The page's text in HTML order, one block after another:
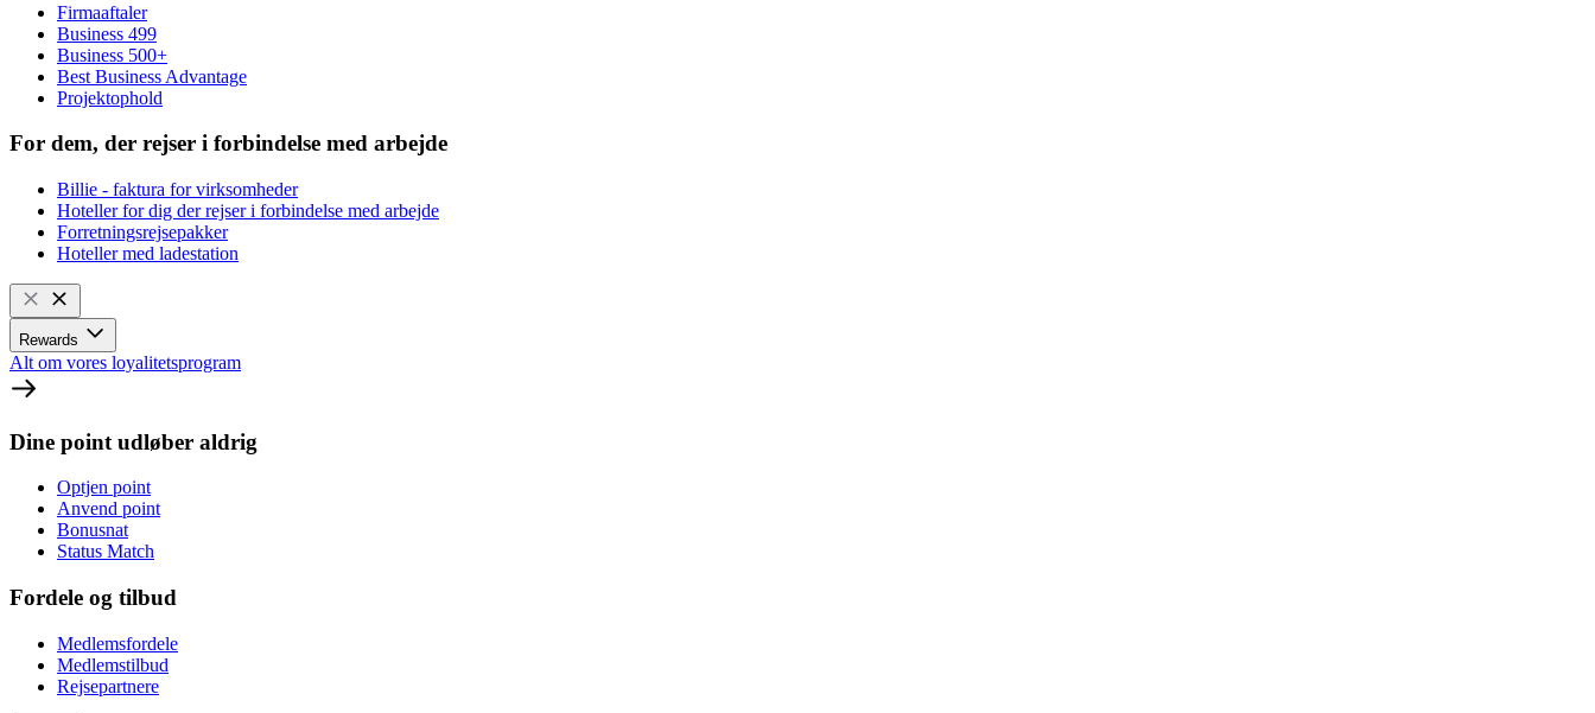
Firmaaftaler
Business 499
Business 500+
Best Business Advantage
Projektophold
For dem, der rejser i forbindelse med arbejde
Billie - faktura for virksomheder
Hoteller for dig der rejser i forbindelse med arbejde
Forretningsrejsepakker
Hoteller med ladestation
Rewards
Alt om vores loyalitetsprogram
Dine point udløber aldrig
Optjen point
Anvend point
Bonusnat
Status Match
Fordele og tilbud
Medlemsfordele
Medlemstilbud
Rejsepartnere